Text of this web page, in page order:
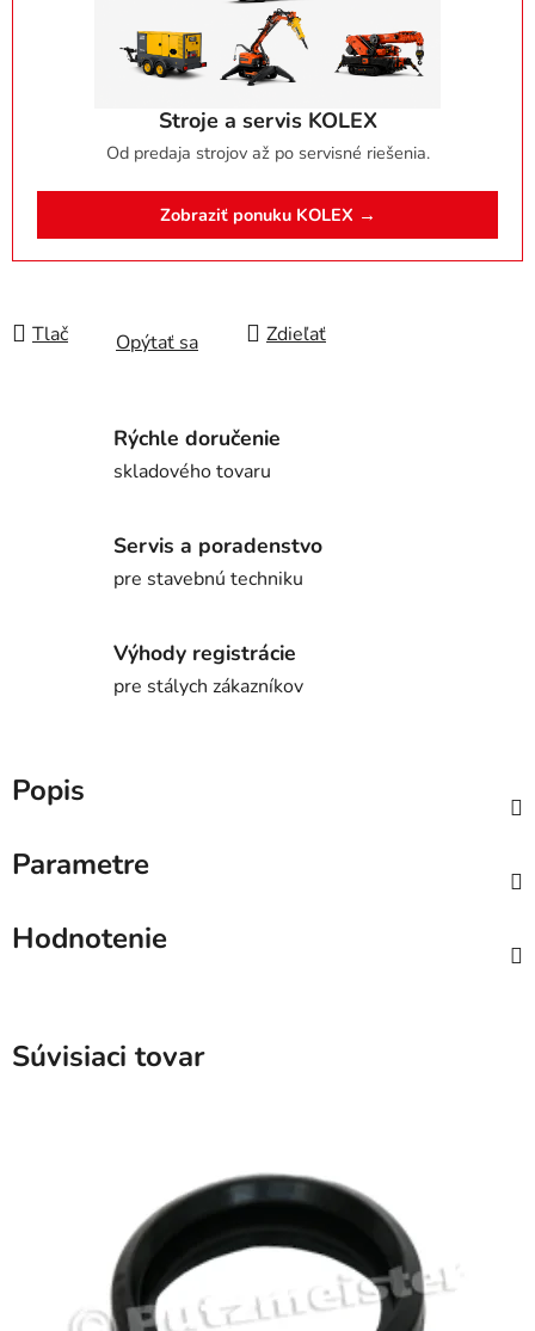
Stroje a servis KOLEX
Od predaja strojov až po servisné riešenia.
Zobraziť ponuku KOLEX →
Tlač Opýtať sa Zdieľať
Rýchle doručenie
skladového tovaru
Servis a poradenstvo
pre stavebnú techniku
Výhody registrácie
pre stálych zákazníkov
Popis
Parametre
Hodnotenie
Súvisiaci tovar